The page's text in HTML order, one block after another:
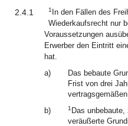
2.4.1 1 In den Fällen des
Wiederkaufsrecht nur
Voraussetzungen
Erwerber den Eintritt
hat.
a)
Das bebaute
Frist von drei
b)
1 Das
veräußerte